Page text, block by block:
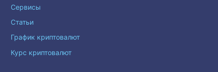
Сервисы
Статьи
График криптовалют
Курс криптовалют